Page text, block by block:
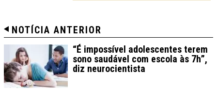
NOTÍCIA ANTERIOR
“É impossível adolescentes terem
sono saudável com escola às 7h”,
diz neurocientista